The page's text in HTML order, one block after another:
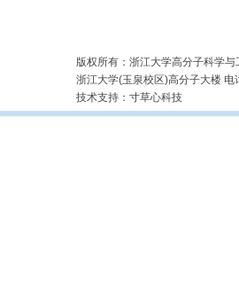
版权所有：浙江大学高分子科
浙江大学(玉泉校区)高分子大楼
技术支持： 寸草心科技